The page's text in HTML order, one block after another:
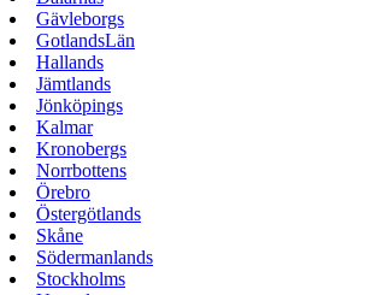
Gävleborgs
GotlandsLän
Hallands
Jämtlands
Jönköpings
Kalmar
Kronobergs
Norrbottens
Örebro
Östergötlands
Skåne
Södermanlands
Stockholms